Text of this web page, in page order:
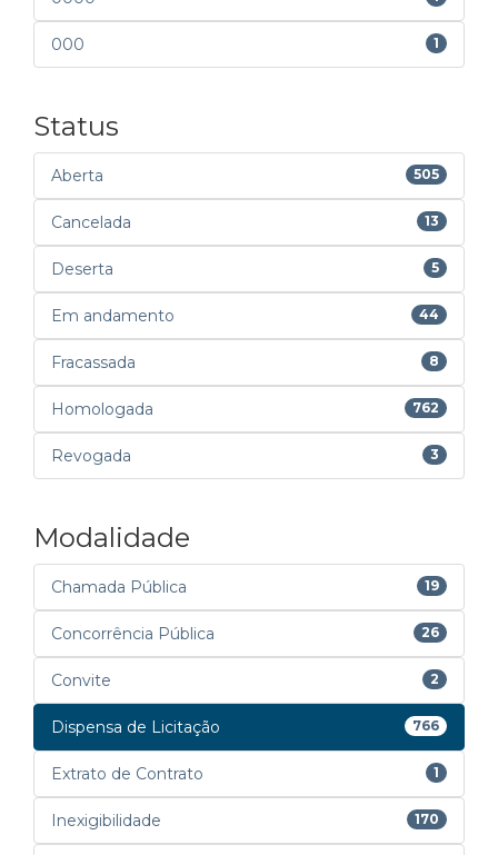
000 1
Status
Aberta 505
Cancelada 13
Deserta 5
Em andamento 44
Fracassada 8
Homologada 762
Revogada 3
Modalidade
Chamada Pública 19
Concorrência Pública 26
Convite 2
Dispensa de Licitação 766
Extrato de Contrato 1
Inexigibilidade 170